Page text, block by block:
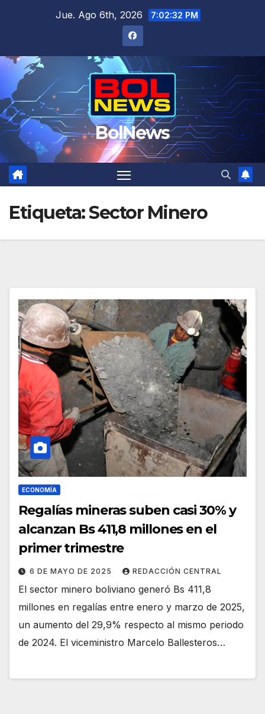
Jue. Ago 6th, 2026 7:02:32 PM
BolNews
Etiqueta:Sector Minero
ECONOMÍA
Regalías mineras suben casi 30% y
alcanzan Bs 411,8 millones en el
primer trimestre
6 DE MAYO DE 2025 REDACCIÓN CENTRAL
El sector minero boliviano generó Bs 411,8
millones en regalías entre enero y marzo de 2025,
un aumento del 29,9% respecto al mismo periodo
de 2024. El viceministro Marcelo Ballesteros…